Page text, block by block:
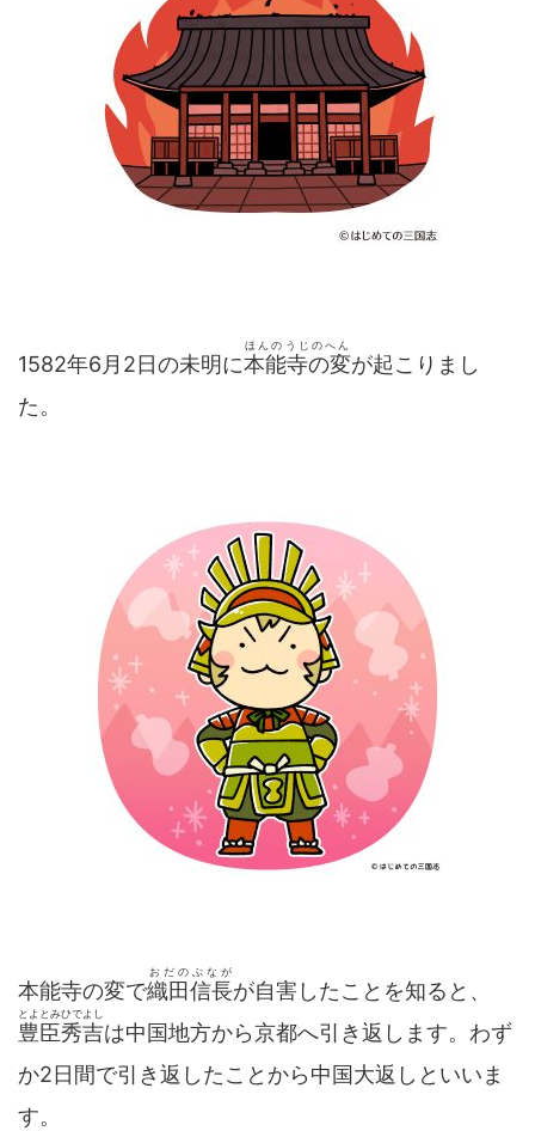
1582年6月2日の未明に本能寺の変
ほんのうじのへん
が起こりまし
た。
本能寺の変で織田信長
おだのぶなが
が自害したことを知ると、
豊臣秀吉
とよとみひでよし
は中国地方から京都へ引き返します。わず
か2日間で引き返したことから中国大返しといいま
す。